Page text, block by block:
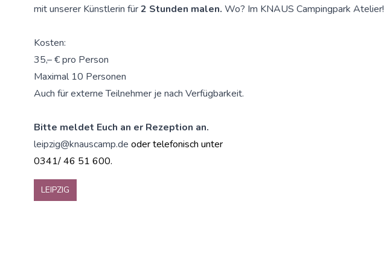
mit unserer Künstlerin für2 Stunden malen. Wo? Im KNAUS Campingpark Atelier!
Kosten:
35,– € pro Person
Maximal 10 Personen
Auch für externe Teilnehmer je nach Verfügbarkeit.
Bitte meldet Euch an er Rezeption an.
leipzig@knauscamp.de oder telefonisch unter
0341/ 46 51 600.
LEIPZIG